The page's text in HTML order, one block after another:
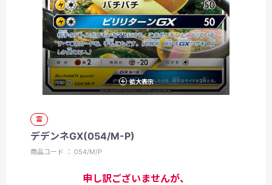
拡大表示
雷
デデンネGX(054/M-P)
商品コード ： 054/M/P
申し訳ございませんが、